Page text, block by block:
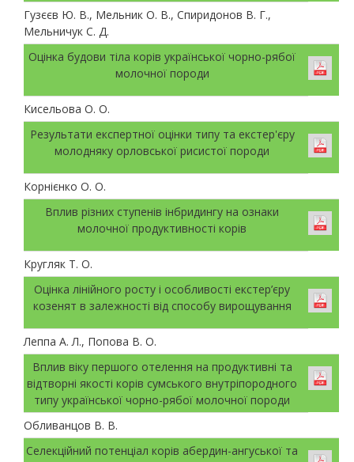
Гузєєв Ю. В., Мельник О. В., Спиридонов В. Г.,
Мельничук С. Д.
Оцінка будови тіла корів української чорно-рябої
молочної породи
Кисельова О. О.
Результати експертної оцінки типу та екстер'єру
молодняку орловської рисистої породи
Корнієнко О. О.
Вплив різних ступенів інбридингу на ознаки
молочної продуктивності корів
Кругляк Т. О.
Оцінка лінійного росту і особливості екстер’єру
козенят в залежності від способу вирощування
Леппа А. Л., Попова В. О.
Вплив віку першого отелення на продуктивні та
відтворні якості корів сумського внутріпородного
типу української чорно-рябої молочної породи
Обливанцов В. В.
Селекційний потенціал корів абердин-ангуської та